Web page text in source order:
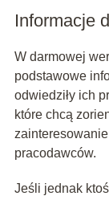
Informacje
W darmowej
podstawowe
odwiedziły ich
które chcą
pracodawców.
Jeśli jednak